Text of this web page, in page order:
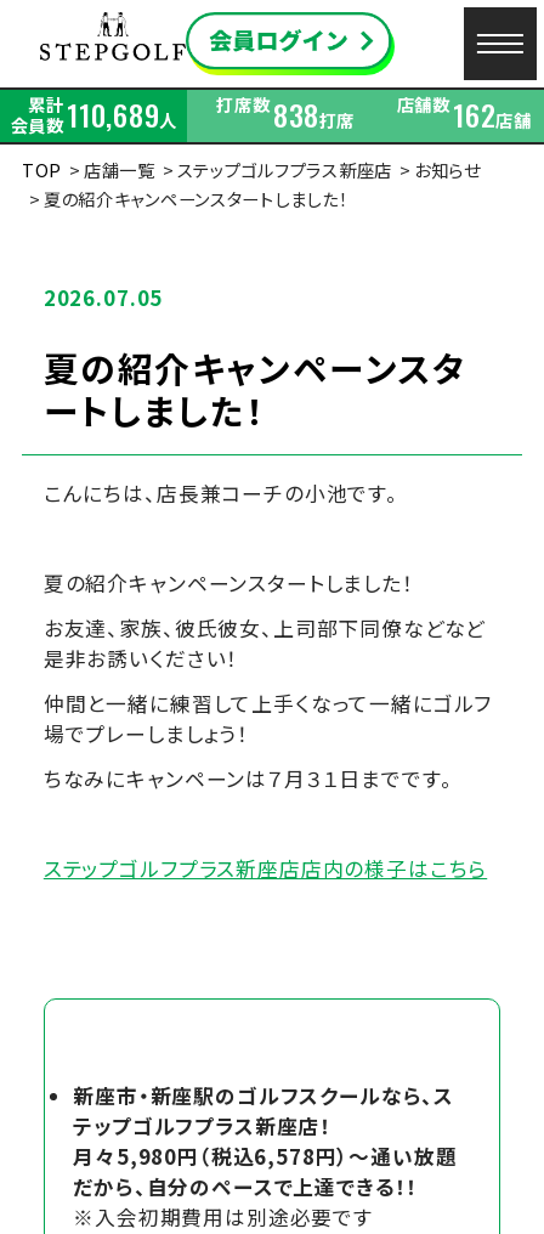
累計
会員数110,689人
打席数838打席
店舗数162店舗
TOP
店舗一覧 ステップゴルフプラス新座店
お知らせ
夏の紹介キャンペーンスタートしました！
2026.07.05
夏の紹介キャンペーンスタ
ートしました！
こんにちは、店長兼コーチの小池です。
夏の紹介キャンペーンスタートしました！
お友達、家族、彼氏彼女、上司部下同僚などなど
是非お誘いください！
仲間と一緒に練習して上手くなって一緒にゴルフ
場でプレーしましょう！
ちなみにキャンペーンは７月３１日までです。
ステップゴルフプラス新座店店内の様子はこちら
新座市・新座駅のゴルフスクールなら、ス
テップゴルフプラス新座店！
月々5,980円（税込6,578円）～通い放題
だから、自分のペースで上達できる！！
※入会初期費用は別途必要です